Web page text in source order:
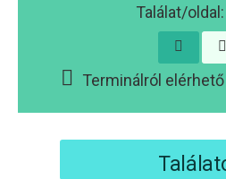
Találat/oldal:
Terminálról